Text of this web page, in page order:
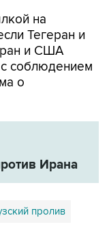
на
Тегеран и
и США
соблюдением
о
Ирана
пролив